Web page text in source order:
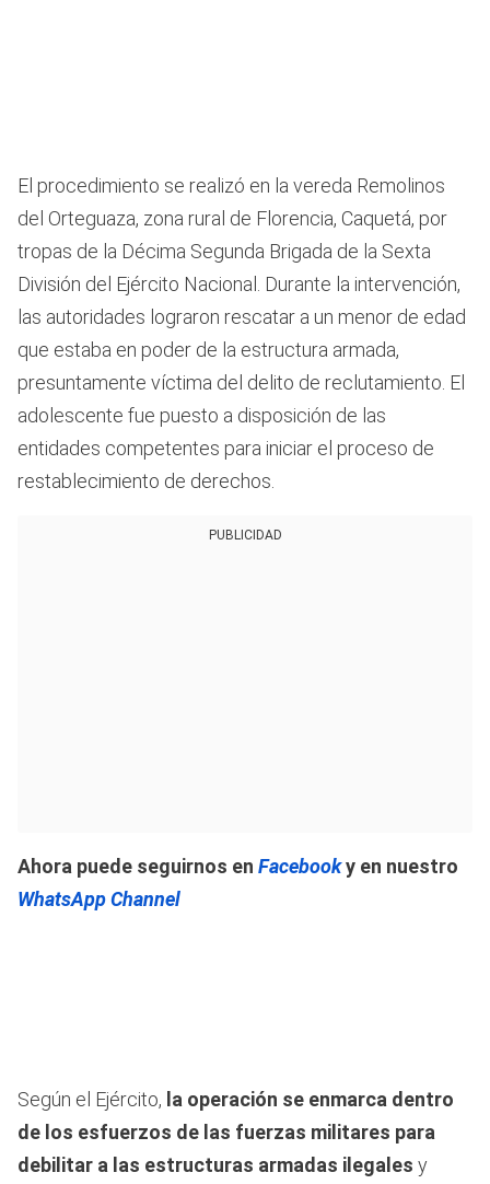
El procedimiento se realizó en la vereda Remolinos
del Orteguaza, zona rural de Florencia, Caquetá, por
tropas de la Décima Segunda Brigada de la Sexta
División del Ejército Nacional. Durante la intervención,
las autoridades lograron rescatar a un menor de edad
que estaba en poder de la estructura armada,
presuntamente víctima del delito de reclutamiento. El
adolescente fue puesto a disposición de las
entidades competentes para iniciar el proceso de
restablecimiento de derechos.
PUBLICIDAD
Ahora puede seguirnos en Facebooky en nuestro
WhatsApp Channel
Según el Ejército, la operación se enmarca dentro
de los esfuerzos de las fuerzas militares para
debilitar a las estructuras armadas ilegales y